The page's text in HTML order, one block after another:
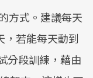
方式。建議每天
，若能每天動到
分段訓練，藉由